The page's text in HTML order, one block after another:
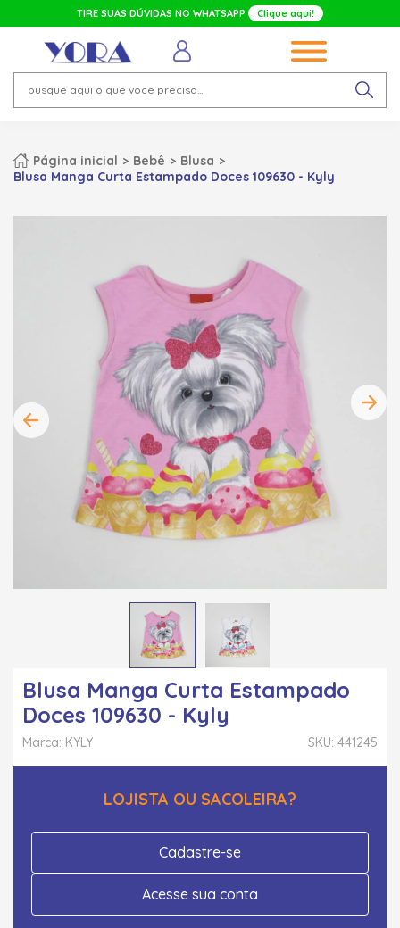
TIRE SUAS DÚVIDAS NO WHATSAPP Clique aqui!
Página inicial Bebê
Blusa
Blusa Manga Curta Estampado Doces 109630 - Kyly
Blusa Manga Curta Estampado
Doces 109630 - Kyly
SKU: 441245
Marca: KYLY
LOJISTA OU SACOLEIRA?
Cadastre-se
Acesse sua conta